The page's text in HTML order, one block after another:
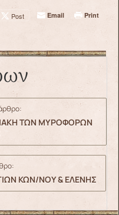
Post Email Print
ΤΩΝ ΜΥΡΟΦΟΡΩΝ
ΚΩΝ/ΝΟΥ & ΕΛΕΝΗΣ